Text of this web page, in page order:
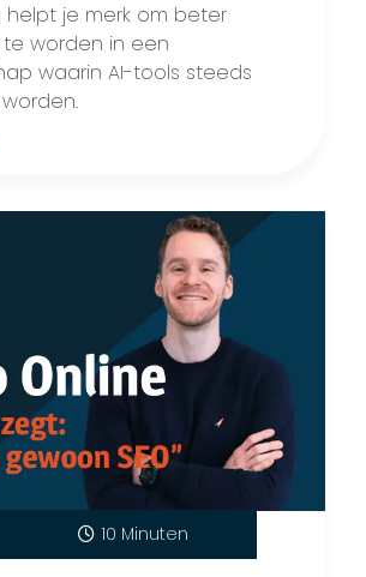
helpt je merk om beter
worden in een
waarin AI-tools steeds
10 Minuten